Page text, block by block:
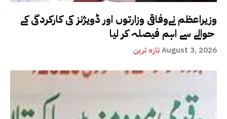
وزیراعظم نےوفاقی وزارتوں اور ڈویژنز کی کارکردگی کے
تازہ ترینAugust 3, 2026